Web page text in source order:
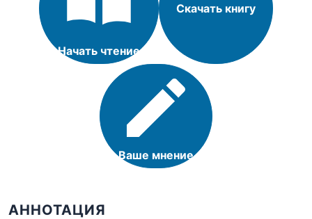
Начать чтение
Скачать книгу
Ваше мнение
АННОТАЦИЯ